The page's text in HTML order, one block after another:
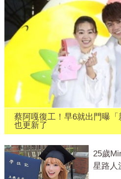
蔡阿嘎復工！早6就出門曝
也更新了
25歲
星路人